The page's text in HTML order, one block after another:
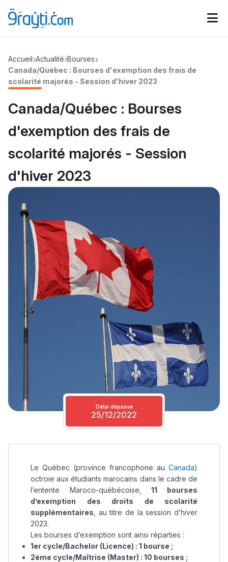
Catégories
d'actualités
Calendrier des concours
Accueil Actualité Bourses
Canada/Québec : Bourses d'exemption des frais de
scolarité majorés - Session d'hiver 2023
Canada/Québec : Bourses
d'exemption des frais de
scolarité majorés - Session
d'hiver 2023
Délai dépassé
25/12/2022
Le Québec (province francophone au Canada)
octroie aux étudiants marocains dans le cadre de
l’entente Maroco-québécoise,11 bourses
d’exemption des droits de scolarité
supplémentaires , au titre de la session d’hiver
2023.
Les bourses d’exemption sont ainsi réparties :
1er cycle/Bachelor (Licence) : 1 bourse ;
2ème cycle/Maîtrise (Master) : 10 bourses ;